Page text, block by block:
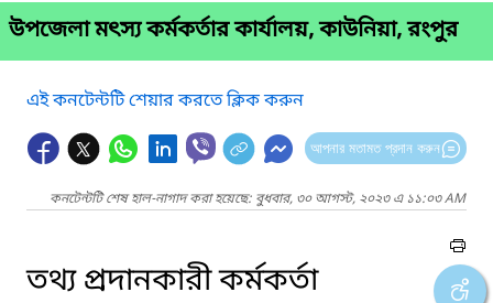
উপজেলা মৎস্য কর্মকর্তার কার্যালয়, কাউনিয়া, রংপুর
এই কনটেন্টটি শেয়ার করতে ক্লিক করুন
আপনার মতামত প্রদান করুন
কনটেন্টটি শেষ হাল-নাগাদ করা হয়েছে: বুধবার, ৩০ আগস্ট, ২০২৩ এ ১১:০৩ AM
তথ্য প্রদানকারী কর্মকর্তা